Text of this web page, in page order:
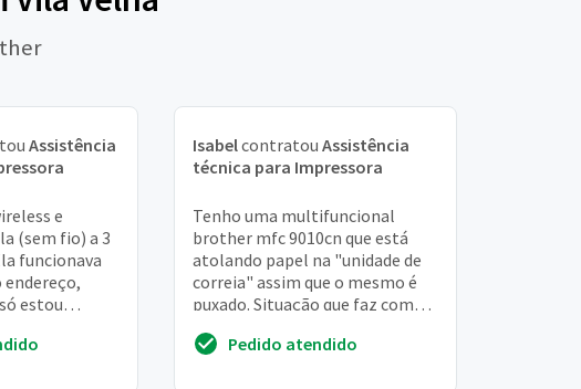
Assistência
e
(sem fio) a 3
funcionava
estou
Isabelcontratou Assistência
técnica para Impressora
Tenho uma multifuncional
brother mfc 9010cn que está
atolando papel na "unidade de
correia" assim que o mesmo é
puxado. Situação que faz com
"tinta". Já fiz ...
Pedido atendido